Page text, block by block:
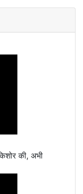
की, अभी